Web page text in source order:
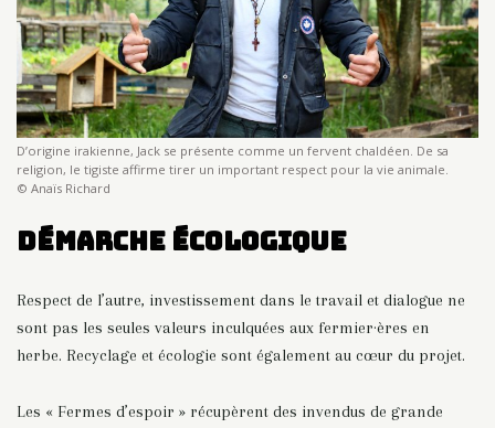
D’origine irakienne, Jack se présente comme un fervent chaldéen. De sa
religion, le tigiste affirme tirer un important respect pour la vie animale.
© Anaïs Richard
Démarche écologique
Respect de l’autre, investissement dans le travail et dialogue ne
sont pas les seules valeurs inculquées aux fermier·ères en
herbe. Recyclage et écologie sont également au cœur du projet.
Les « Fermes d’espoir » récupèrent des invendus de grande